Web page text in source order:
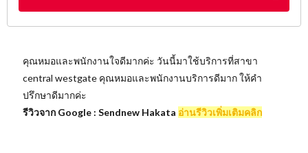
คุณหมอและพนักงานใจดีมากค่ะ วันนี้มาใช้บริการที่สาขา
central westgate คุณหมอและพนักงานบริการดีมาก ให้คำ
ปรึกษาดีมากค่ะ
รีวิวจาก Google : Sendnew Hakata อ่านรีวิวเพิ่มเติมคลิก